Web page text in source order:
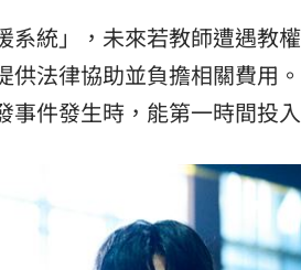
統」，未來若教師遭遇教
法律協助並負擔相關費用
件發生時，能第一時間投入